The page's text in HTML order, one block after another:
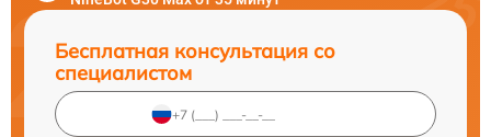
Бесплатная консультация со
специалистом